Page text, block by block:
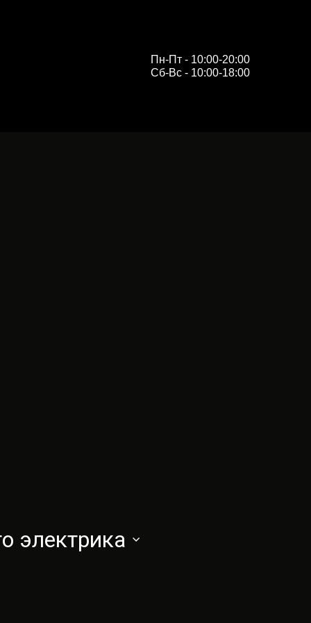
Пн-Пт - 10:00-20:00
Сб-Вс - 10:00-18:00
электрика